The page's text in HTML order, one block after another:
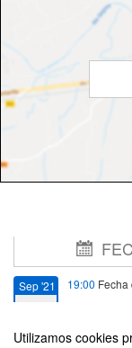
Utilizamos cookies
Sep '21 19:00 Fecha